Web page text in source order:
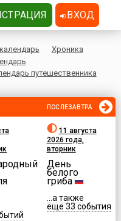
Хроника
путешественника
ПОСЛЕЗАВТРА
11 августа
2026 года,
вторник
День
белого
гриба
...а также
еще 33 события
ВХОД